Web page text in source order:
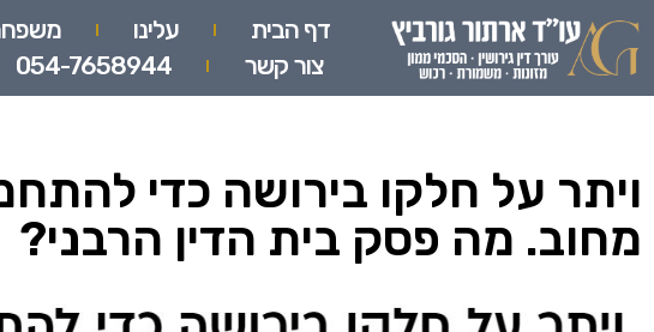
דף הבית עלינו
צור קשר
054-7658944
ויתר על חלקו בירושה כדי
מחוב. מה פסק בית הדין הרבני?